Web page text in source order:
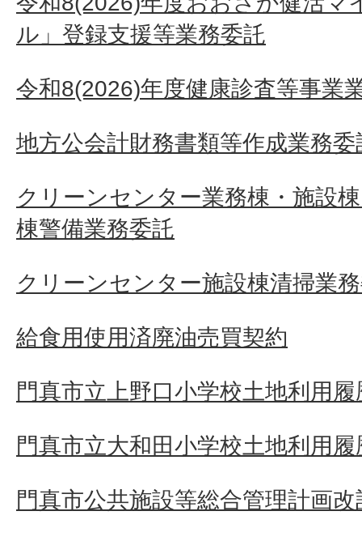
ル」登録支援等業務委託
令和8(2026)年度健康診査等事業
地方公会計財務書類等作成業務委
クリーンセンター業務棟・施設
棟警備業務委託
クリーンセンター施設棟清掃業
給食用使用済廃油売買契約
門真市立上野口小学校土地利用
門真市立大和田小学校土地利用
門真市公共施設等総合管理計画